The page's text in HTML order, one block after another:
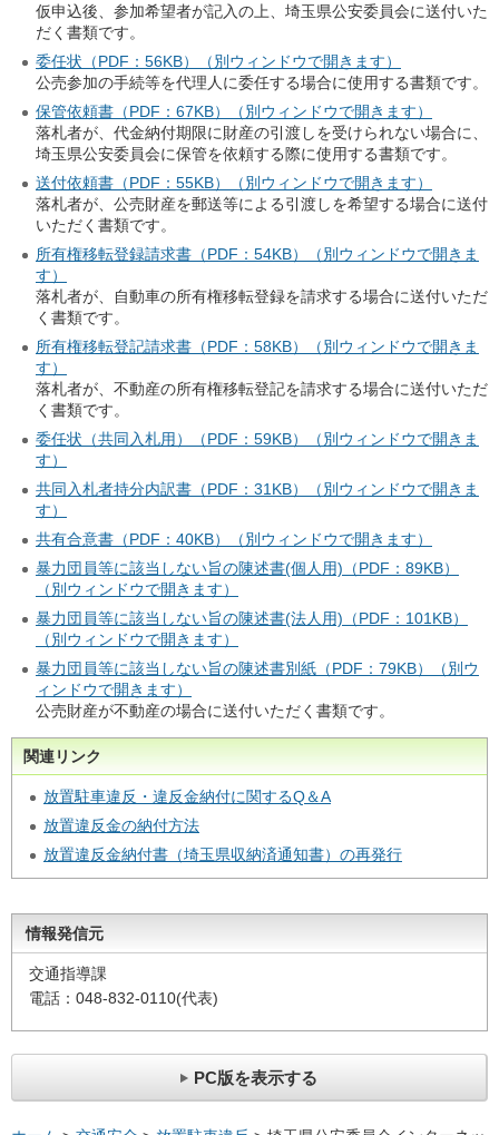
仮申込後、参加希望者が記入の上、埼玉県公安委員会に送付いた
だく書類です。
委任状（PDF：56KB）（別ウィンドウで開きます）
公売参加の手続等を代理人に委任する場合に使用する書類です。
保管依頼書（PDF：67KB）（別ウィンドウで開きます）
落札者が、代金納付期限に財産の引渡しを受けられない場合に、
埼玉県公安委員会に保管を依頼する際に使用する書類です。
送付依頼書（PDF：55KB）（別ウィンドウで開きます）
落札者が、公売財産を郵送等による引渡しを希望する場合に送付
いただく書類です。
所有権移転登録請求書（PDF：54KB）（別ウィンドウで開きま
す）
落札者が、自動車の所有権移転登録を請求する場合に送付いただ
く書類です。
所有権移転登記請求書（PDF：58KB）（別ウィンドウで開きま
す）
落札者が、不動産の所有権移転登記を請求する場合に送付いただ
く書類です。
委任状（共同入札用）（PDF：59KB）（別ウィンドウで開きま
す）
共同入札者持分内訳書（PDF：31KB）（別ウィンドウで開きま
す）
共有合意書（PDF：40KB）（別ウィンドウで開きます）
暴力団員等に該当しない旨の陳述書(個人用)（PDF：89KB）
（別ウィンドウで開きます）
暴力団員等に該当しない旨の陳述書(法人用)（PDF：101KB）
（別ウィンドウで開きます）
暴力団員等に該当しない旨の陳述書別紙（PDF：79KB）（別ウ
ィンドウで開きます）
公売財産が不動産の場合に送付いただく書類です。
関連リンク
放置駐車違反・違反金納付に関するQ＆A
放置違反金の納付方法
放置違反金納付書（埼玉県収納済通知書）の再発行
情報発信元
交通指導課
電話：048-832-0110(代表)
PC版を表示する